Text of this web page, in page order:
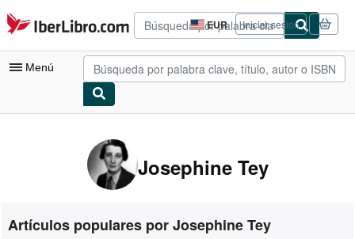
Pasar al contenido principal
IberLibro.com EUR
Preferencias
de
compra
del
Iniciar sesión
Menú
Consultar mis pedidos
Búsqueda avanzada
Josephine Tey
Artículos populares por Josephine Tey